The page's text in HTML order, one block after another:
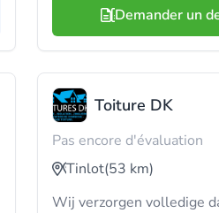
Demander un
Toiture DK
Pas encore d'évaluation
Tinlot(53 km)
Wij verzorgen volledige